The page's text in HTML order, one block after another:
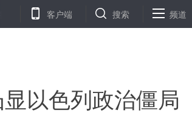
世卫组织关注韩国意大利伊朗日本四国疫情
客户端 搜索 频道
以色列政治僵局